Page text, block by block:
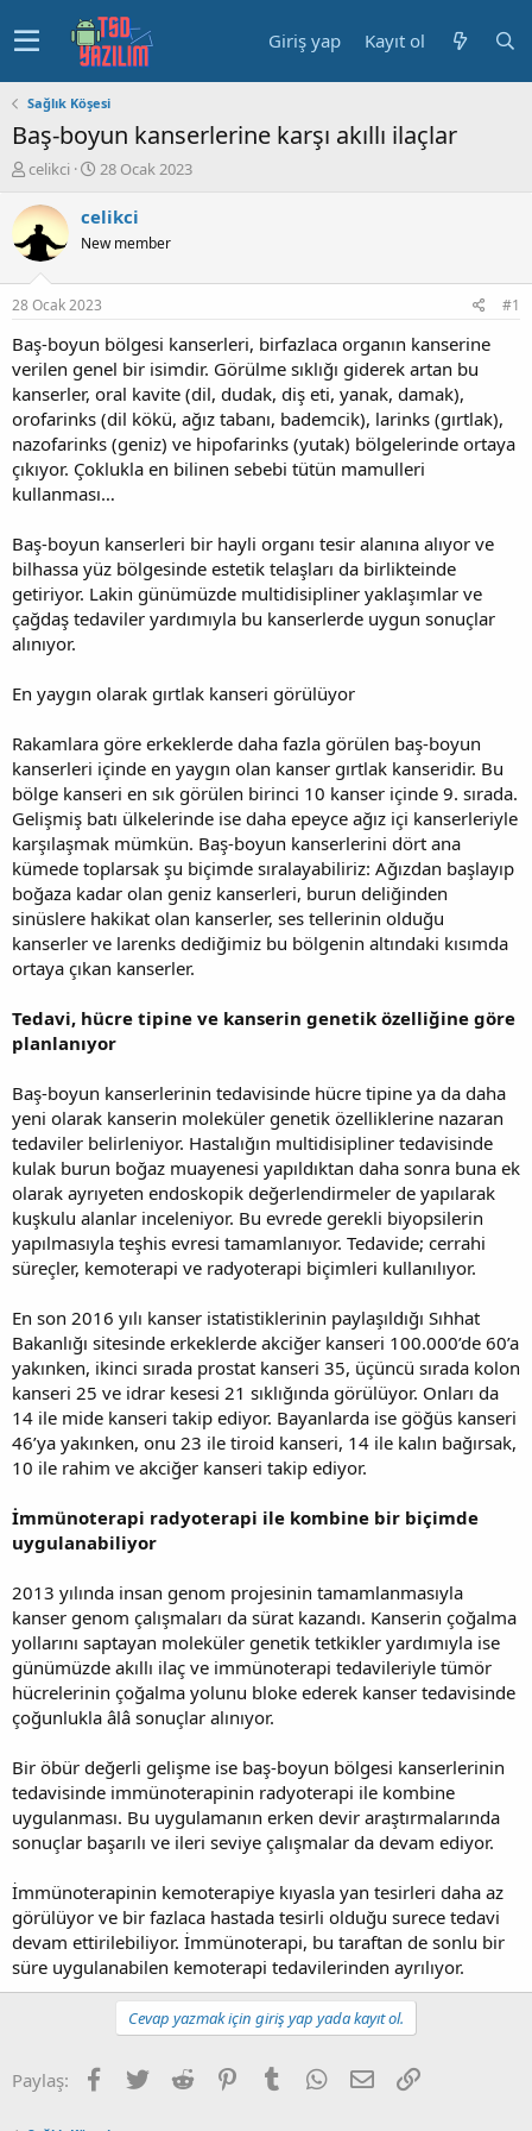
Giriş yap Kayıt ol
Sağlık Köşesi
Baş-boyun kanserlerine karşı akıllı ilaçlar
K
n
u
y
b
a
ş
a
t
a
n
celikci
B
ş
a
g
ı
a
r
i
h
i
28 Ocak 2023
celikci
New member
28 Ocak 2023 #1
Baş-boyun bölgesi kanserleri, birfazlaca organın kanserine
verilen genel bir isimdir. Görülme sıklığı giderek artan bu
kanserler, oral kavite (dil, dudak, diş eti, yanak, damak),
orofarinks (dil kökü, ağız tabanı, bademcik), larinks (gırtlak),
nazofarinks (geniz) ve hipofarinks (yutak) bölgelerinde ortaya
çıkıyor. Çoklukla en bilinen sebebi tütün mamulleri
kullanması…
Baş-boyun kanserleri bir hayli organı tesir alanına alıyor ve
bilhassa yüz bölgesinde estetik telaşları da birlikteinde
getiriyor. Lakin günümüzde multidisipliner yaklaşımlar ve
çağdaş tedaviler yardımıyla bu kanserlerde uygun sonuçlar
alınıyor.
En yaygın olarak gırtlak kanseri görülüyor
Rakamlara göre erkeklerde daha fazla görülen baş-boyun
kanserleri içinde en yaygın olan kanser gırtlak kanseridir. Bu
bölge kanseri en sık görülen birinci 10 kanser içinde 9. sırada.
Gelişmiş batı ülkelerinde ise daha epeyce ağız içi kanserleriyle
karşılaşmak mümkün. Baş-boyun kanserlerini dört ana
kümede toplarsak şu biçimde sıralayabiliriz: Ağızdan başlayıp
boğaza kadar olan geniz kanserleri, burun deliğinden
sinüslere hakikat olan kanserler, ses tellerinin olduğu
kanserler ve larenks dediğimiz bu bölgenin altındaki kısımda
ortaya çıkan kanserler.
Tedavi, hücre tipine ve kanserin genetik özelliğine göre
planlanıyor
Baş-boyun kanserlerinin tedavisinde hücre tipine ya da daha
yeni olarak kanserin moleküler genetik özelliklerine nazaran
tedaviler belirleniyor. Hastalığın multidisipliner tedavisinde
kulak burun boğaz muayenesi yapıldıktan daha sonra buna ek
olarak ayrıyeten endoskopik değerlendirmeler de yapılarak
kuşkulu alanlar inceleniyor. Bu evrede gerekli biyopsilerin
yapılmasıyla teşhis evresi tamamlanıyor. Tedavide; cerrahi
süreçler, kemoterapi ve radyoterapi biçimleri kullanılıyor.
En son 2016 yılı kanser istatistiklerinin paylaşıldığı Sıhhat
Bakanlığı sitesinde erkeklerde akciğer kanseri 100.000’de 60’a
yakınken, ikinci sırada prostat kanseri 35, üçüncü sırada kolon
kanseri 25 ve idrar kesesi 21 sıklığında görülüyor. Onları da
14 ile mide kanseri takip ediyor. Bayanlarda ise göğüs kanseri
46’ya yakınken, onu 23 ile tiroid kanseri, 14 ile kalın bağırsak,
10 ile rahim ve akciğer kanseri takip ediyor.
İmmünoterapi radyoterapi ile kombine bir biçimde
uygulanabiliyor
2013 yılında insan genom projesinin tamamlanmasıyla
kanser genom çalışmaları da sürat kazandı. Kanserin çoğalma
yollarını saptayan moleküler genetik tetkikler yardımıyla ise
günümüzde akıllı ilaç ve immünoterapi tedavileriyle tümör
hücrelerinin çoğalma yolunu bloke ederek kanser tedavisinde
çoğunlukla âlâ sonuçlar alınıyor.
Bir öbür değerli gelişme ise baş-boyun bölgesi kanserlerinin
tedavisinde immünoterapinin radyoterapi ile kombine
uygulanması. Bu uygulamanın erken devir araştırmalarında
sonuçlar başarılı ve ileri seviye çalışmalar da devam ediyor.
İmmünoterapinin kemoterapiye kıyasla yan tesirleri daha az
görülüyor ve bir fazlaca hastada tesirli olduğu surece tedavi
devam ettirilebiliyor. İmmünoterapi, bu taraftan de sonlu bir
süre uygulanabilen kemoterapi tedavilerinden ayrılıyor.
Cevap yazmak için giriş yap yada kayıt ol.
Paylaş: Facebook
TwitterReddit PinterestTumblrWhatsApp
E-postaLink